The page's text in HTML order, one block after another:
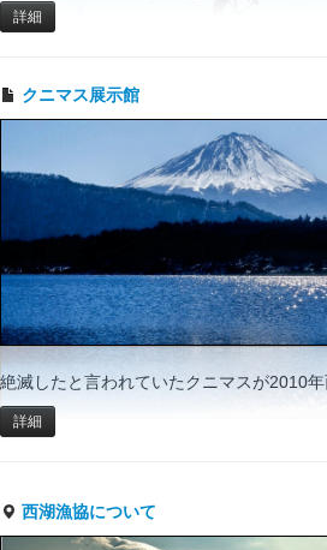
詳細
クニマス展示館
絶滅したと言われていたクニマスが2010年
詳細
西湖漁協について